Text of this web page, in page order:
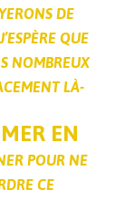
DE
QUE
NOMBREUX
LÀ-
EN
POUR NE
CE